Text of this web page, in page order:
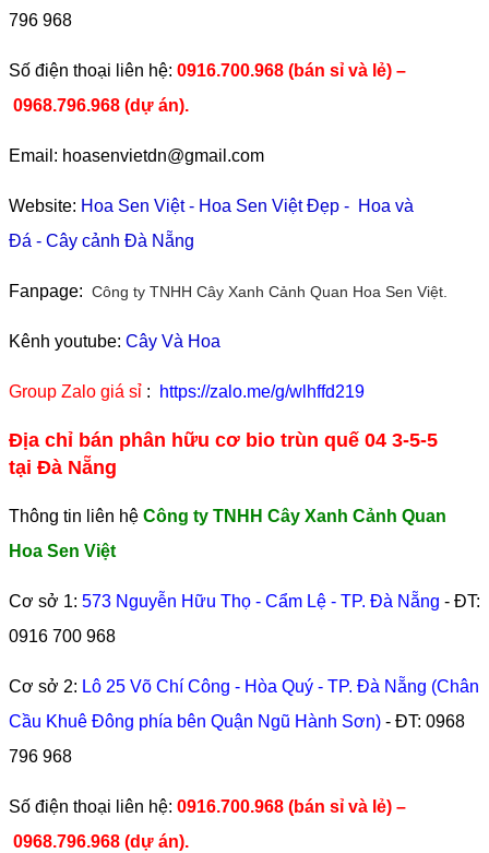
796 968
​Số điện thoại liên hệ: 0916.700.968 (bán sỉ và lẻ) –
0968.796.968 (dự án).
Email: hoasenvietdn@gmail.com
Website: Hoa Sen Việt- Hoa Sen Việt Đẹp - Hoa và
Đá - Cây cảnh Đà Nẵng
Fanpage: Công ty TNHH Cây Xanh Cảnh Quan Hoa Sen Việt.
Kênh youtube: Cây Và Hoa
Group Zalo giá sỉ : https://zalo.me/g/wlhffd219
Địa chỉ bán phân hữu cơ bio trùn quế 04 3-5-5
tại Đà Nẵng
Thông tin liên hệ Công ty TNHH Cây Xanh Cảnh Quan
Hoa Sen Việt
Cơ sở 1: 573 Nguyễn Hữu Thọ - Cẩm Lệ - TP. Đà Nẵng - ĐT:
0916 700 968
Cơ sở 2: Lô 25 Võ Chí Công - Hòa Quý - TP. Đà Nẵng (Chân
Cầu Khuê Đông phía bên Quận Ngũ Hành Sơn) - ĐT: 0968
796 968
​Số điện thoại liên hệ: 0916.700.968 (bán sỉ và lẻ) –
0968.796.968 (dự án).